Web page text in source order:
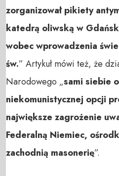
zorganizował pikiety
katedrą oliwską w
wobec wprowadzenia
św.” Artykuł mówi też, że
Narodowego „sami siebie
niekomunistycznej opcji
największe zagrożenie
Federalną Niemiec,
zachodnią masonerię”.